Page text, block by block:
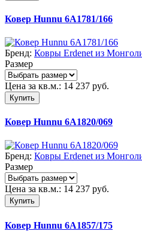
Ковер Hunnu 6A1781/166
Бренд: Ковры Erdenet из
Размер
Цена за кв.м.: 14 237 руб.
Купить
Ковер Hunnu 6A1820/069
Бренд: Ковры Erdenet из
Размер
Цена за кв.м.: 14 237 руб.
Купить
Ковер Hunnu 6A1857/175